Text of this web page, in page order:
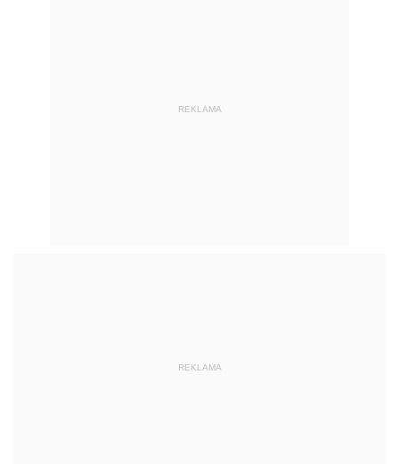
REKLAMA
REKLAMA